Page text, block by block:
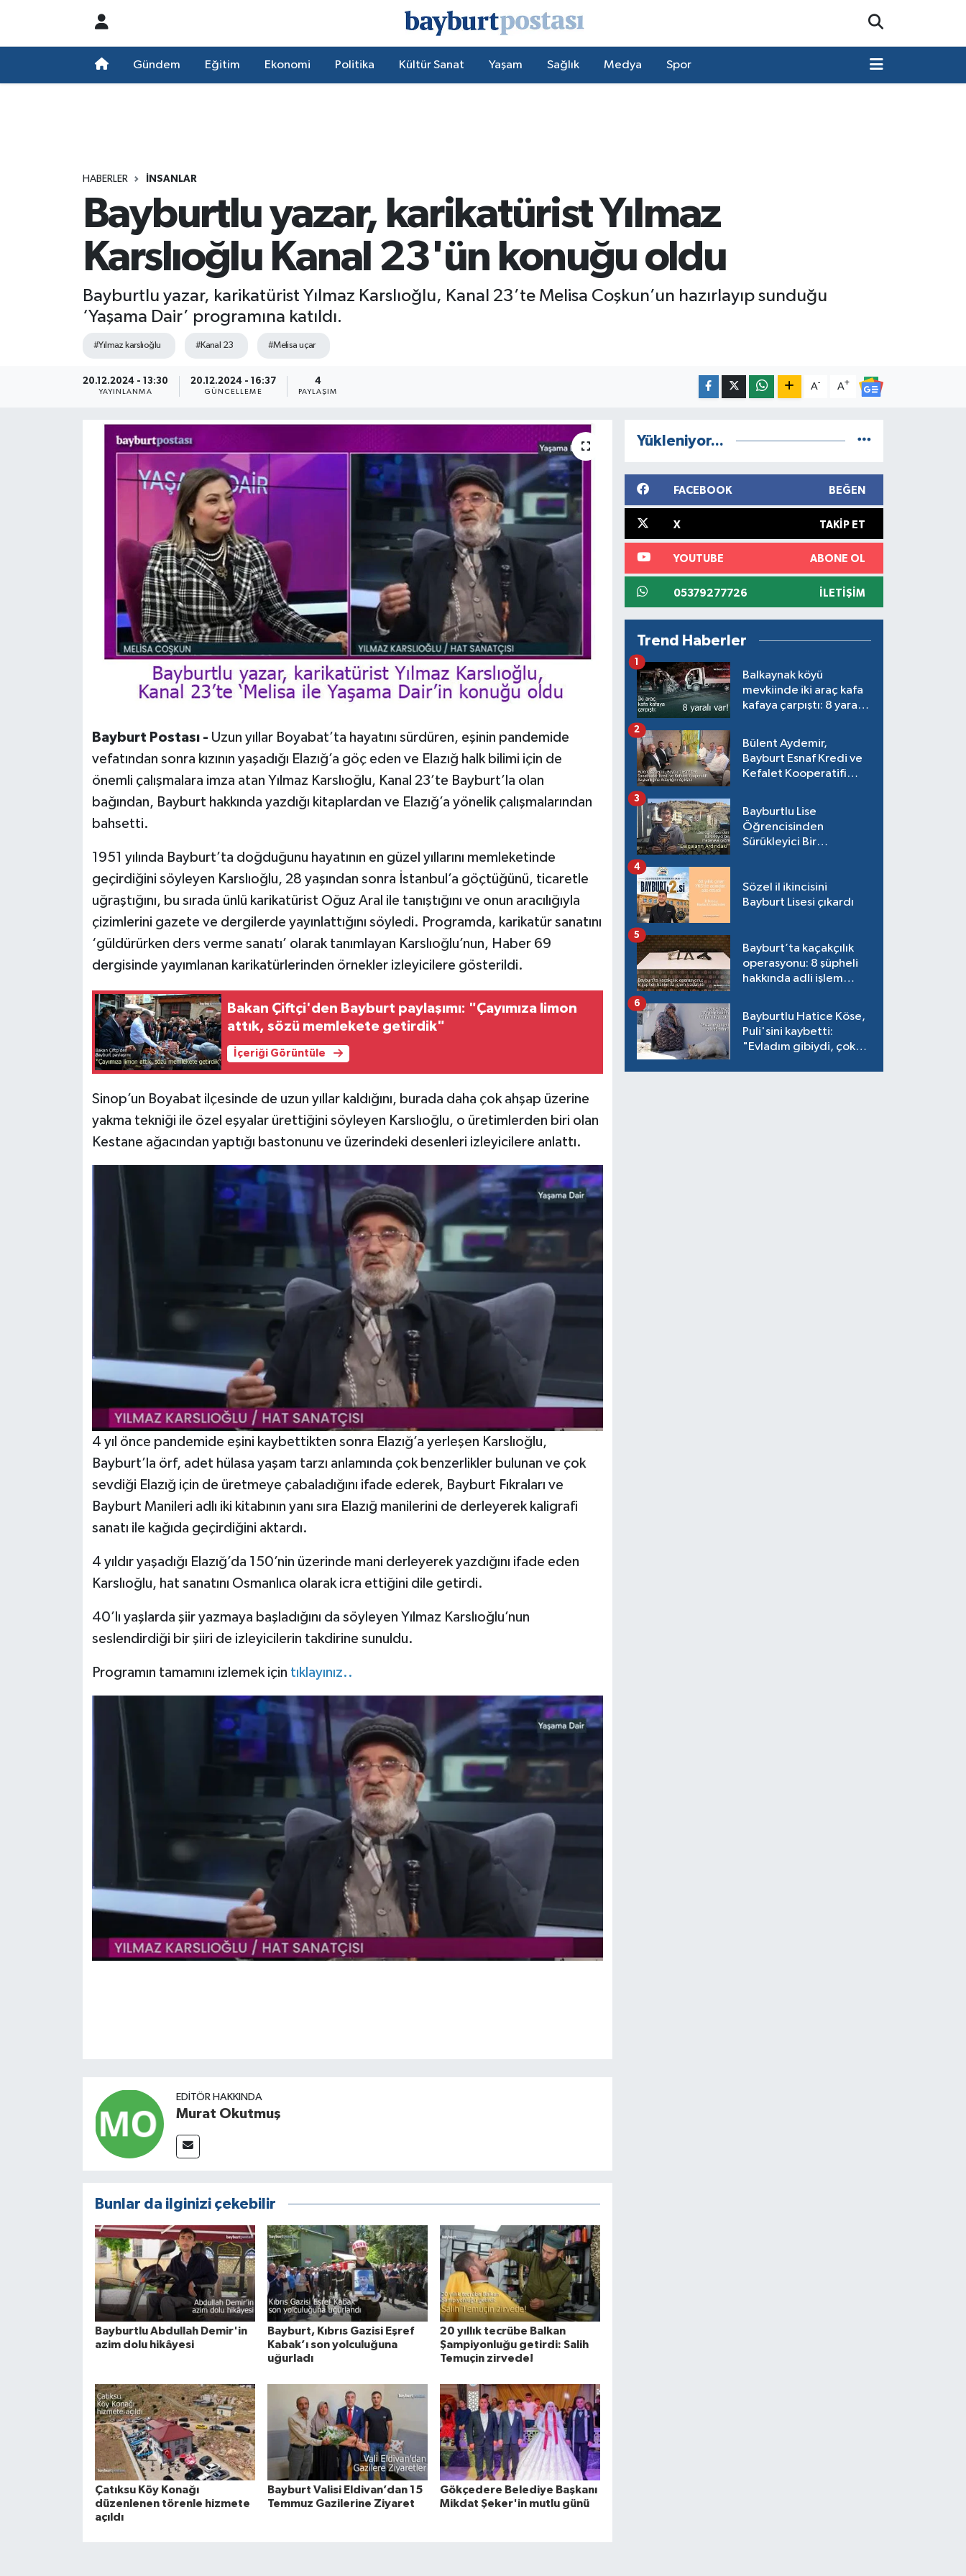
Gündem Eğitim Ekonomi Politika Kültür Sanat Yaşam Sağlık Medya Spor
HABERLER İNSANLAR
Bayburtlu yazar, karikatürist Yılmaz
Karslıoğlu Kanal 23'ün konuğu oldu
Bayburtlu yazar, karikatürist Yılmaz Karslıoğlu, Kanal 23’te Melisa Coşkun’un hazırlayıp sunduğu
‘Yaşama Dair’ programına katıldı.
#Yılmaz karslıoğlu #Kanal 23 #Melisa uçar
20.12.2024 - 13:30
YAYINLANMA
20.12.2024 - 16:37
GÜNCELLEME
4
PAYLAŞIM
A- A+
Bayburt Postası - Uzun yıllar Boyabat’ta hayatını sürdüren, eşinin pandemide
vefatından sonra kızının yaşadığı Elazığ’a göç eden ve Elazığ halk bilimi için de
önemli çalışmalara imza atan Yılmaz Karslıoğlu, Kanal 23’te Bayburt’la olan
bağından, Bayburt hakkında yazdığı kitaplardan ve Elazığ’a yönelik çalışmalarından
bahsetti.
1951 yılında Bayburt’ta doğduğunu hayatının en güzel yıllarını memleketinde
geçirdiğini söyleyen Karslıoğlu, 28 yaşından sonra İstanbul’a göçtüğünü, ticaretle
uğraştığını, bu sırada ünlü karikatürist Oğuz Aral ile tanıştığını ve onun aracılığıyla
çizimlerini gazete ve dergilerde yayınlattığını söyledi. Programda, karikatür sanatını
‘güldürürken ders verme sanatı’ olarak tanımlayan Karslıoğlu’nun, Haber 69
dergisinde yayımlanan karikatürlerinden örnekler izleyicilere gösterildi.
Bakan Çiftçi'den Bayburt paylaşımı: "Çayımıza limon
attık, sözü memlekete getirdik"
İçeriği Görüntüle
Sinop’un Boyabat ilçesinde de uzun yıllar kaldığını, burada daha çok ahşap üzerine
yakma tekniği ile özel eşyalar ürettiğini söyleyen Karslıoğlu, o üretimlerden biri olan
Kestane ağacından yaptığı bastonunu ve üzerindeki desenleri izleyicilere anlattı.
4 yıl önce pandemide eşini kaybettikten sonra Elazığ’a yerleşen Karslıoğlu,
Bayburt’la örf, adet hülasa yaşam tarzı anlamında çok benzerlikler bulunan ve çok
sevdiği Elazığ için de üretmeye çabaladığını ifade ederek, Bayburt Fıkraları ve
Bayburt Manileri adlı iki kitabının yanı sıra Elazığ manilerini de derleyerek kaligrafi
sanatı ile kağıda geçirdiğini aktardı.
4 yıldır yaşadığı Elazığ’da 150’nin üzerinde mani derleyerek yazdığını ifade eden
Karslıoğlu, hat sanatını Osmanlıca olarak icra ettiğini dile getirdi.
40’lı yaşlarda şiir yazmaya başladığını da söyleyen Yılmaz Karslıoğlu’nun
seslendirdiği bir şiiri de izleyicilerin takdirine sunuldu.
Programın tamamını izlemek için tıklayınız..
EDITÖR HAKKINDA
Murat Okutmuş
Bunlar da ilginizi çekebilir
Bayburtlu Abdullah Demir'in
azim dolu hikâyesi
Bayburt, Kıbrıs Gazisi Eşref
Kabak’ı son yolculuğuna
uğurladı
20 yıllık tecrübe Balkan
Şampiyonluğu getirdi: Salih
Temuçin zirvede!
Çatıksu Köy Konağı
düzenlenen törenle hizmete
açıldı
Bayburt Valisi Eldivan’dan 15
Temmuz Gazilerine Ziyaret
Gökçedere Belediye Başkanı
Mikdat Şeker'in mutlu günü
Yükleniyor...
FACEBOOK BEĞEN
X TAKIP ET
YOUTUBE ABONE OL
05379277726 İLETIŞIM
Trend Haberler
Balkaynak köyü
mevkiinde iki araç kafa
kafaya çarpıştı: 8 yaralı
1
Bülent Aydemir,
Bayburt Esnaf Kredi ve
Kefalet Kooperatifi
2
Bayburtlu Lise
Öğrencisinden
Sürükleyici Bir
3
Sözel il ikincisini
Bayburt Lisesi çıkardı
4
Bayburt’ta kaçakçılık
operasyonu: 8 şüpheli
hakkında adli işlem
5
Bayburtlu Hatice Köse,
Puli'sini kaybetti:
"Evladım gibiydi, çok
6
Süper Lig Puan Durumu ve Fikstür
Son Dakika Haberleri
Haber Arşivi